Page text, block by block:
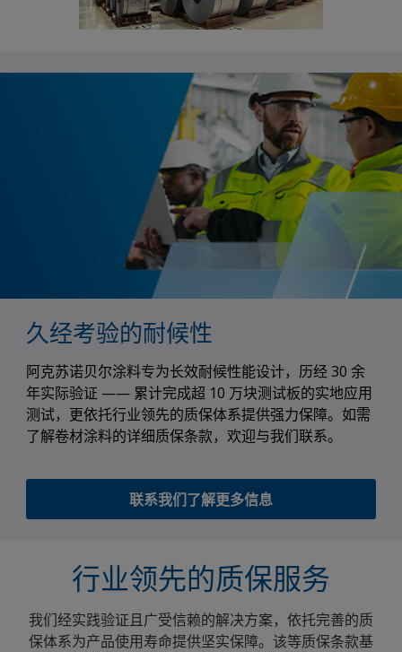
久经考验的耐候性
阿克苏诺贝尔涂料专为长效耐候性能设计，历经 30 余
年实际验证 —— 累计完成超 10 万块测试板的实地应用
测试，更依托行业领先的质保体系提供强力保障。如需
了解卷材涂料的详细质保条款，欢迎与我们联系。
联系我们了解更多信息
行业领先的质保服务
我们经实践验证且广受信赖的解决方案，依托完善的质
保体系为产品使用寿命提供坚实保障。该等质保条款基